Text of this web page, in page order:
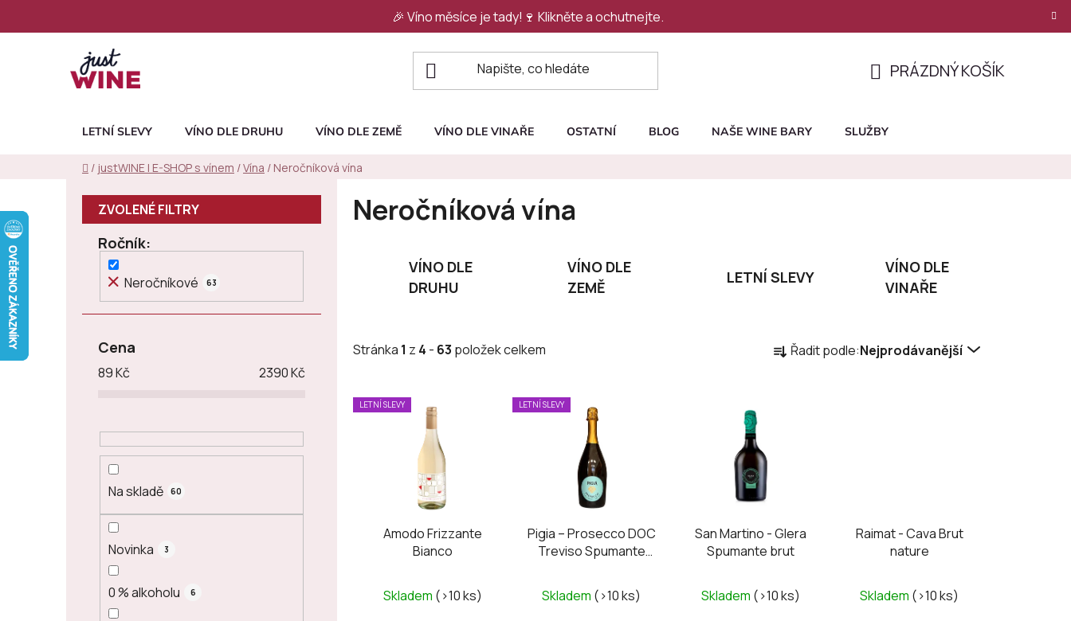
🎉 Víno měsíce je tady!🍷 Klikněte a ochutnejte.
KOŠÍK
PRÁZDNÝ KOŠÍK
LETNÍ SLEVY VÍNO DLE DRUHU VÍNO DLE ZEMĚ VÍNO DLE VINAŘE OSTATNÍ BLOG NAŠE WINE BARY SLUŽBY
Domů
/ justWINE | E-SHOP s vínem /Vína / Neročníková vína
Ročník
Neročníkové 63
Cena
89Kč 2390Kč
Na skladě 60
Novinka 3
0 % alkoholu 6
Neročníková vína
VÍNO DLE
DRUHU
VÍNO DLE
ZEMĚ
LETNÍ SLEVY
VÍNO DLE
VINAŘE
Stránka 1 z 4 - 63 položek celkem a
d
u
t
ů
Řadit podle:Nejprodávanější
V
ý
LETNÍ SLEVY
Amodo Frizzante
Bianco
Skladem (>10 ks)
LETNÍ SLEVY
Pigia – Prosecco DOC
Treviso Spumante
Skladem (>10 ks)
San Martino - Glera
Spumante brut
Skladem (>10 ks)
Raimat - Cava Brut
nature
Skladem (>10 ks)